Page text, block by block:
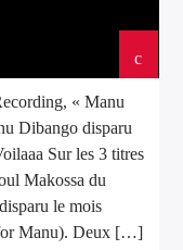
« Manu
Dibango disparu
Sur les 3 titres
Makossa du
le mois
for Manu). Deux […]